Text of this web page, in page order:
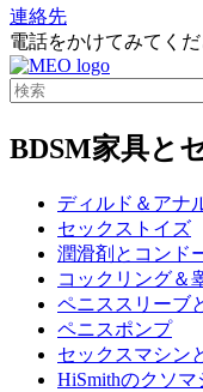
連絡先
電話をかけてみてくだ
BDSM家具と
ディルド＆アナ
セックストイズ
潤滑剤とコンド
コックリング＆
ペニススリーブ
ペニスポンプ
セックスマシン
HiSmithのクソマ